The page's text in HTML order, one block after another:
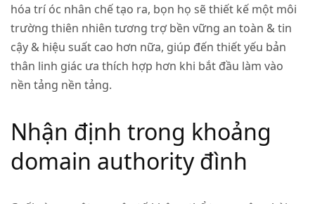
hóa trí óc nhân chế tạo ra, bọn họ sẽ thiết kế một môi
trường thiên nhiên tương trợ bền vững an toàn & tin
cậy & hiệu suất cao hơn nữa, giúp đến thiết yếu bản
thân linh giác ưa thích hợp hơn khi bắt đầu làm vào
nền tảng nền tảng.
Nhận định trong khoảng
domain authority đình